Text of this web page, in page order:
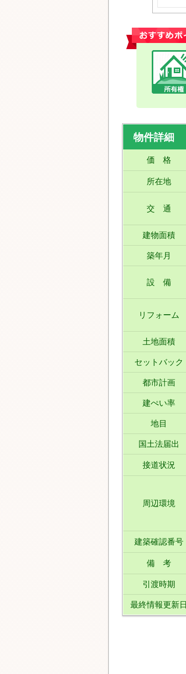
おすすめポイント
物件詳細
価 格
所在地
交 通
建物面積
築年月
設 備
リフォーム
土地面積
セットバック
都市計画
建ぺい率
地目
国土法届出
接道状況
周辺環境
建築確認番号
備 考
引渡時期
最終情報更新日